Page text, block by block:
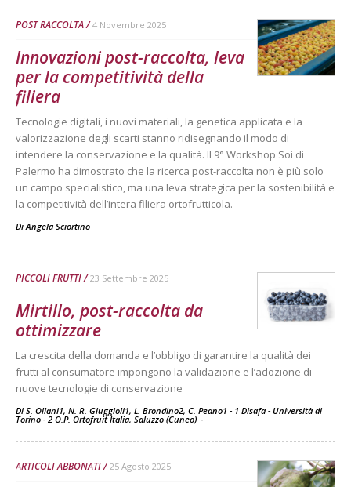
POST RACCOLTA 4 Novembre 2025
Innovazioni post-raccolta, leva
per la competitività della
filiera
Tecnologie digitali, i nuovi materiali, la genetica applicata e la
valorizzazione degli scarti stanno ridisegnando il modo di
intendere la conservazione e la qualità. Il 9° Workshop Soi di
Palermo ha dimostrato che la ricerca post-raccolta non è più solo
un campo specialistico, ma una leva strategica per la sostenibilità e
la competitività dell’intera filiera ortofrutticola.
DiAngela Sciortino
PICCOLI FRUTTI 23 Settembre 2025
Mirtillo, post-raccolta da
ottimizzare
La crescita della domanda e l’obbligo di garantire la qualità dei
frutti al consumatore impongono la validazione e l’adozione di
nuove tecnologie di conservazione
Di S. Ollani1, N. R. Giuggioli1, L. Brondino2, C. Peano1 - 1 Disafa - Università di
Torino - 2 O.P. Ortofruit Italia, Saluzzo (Cuneo) -
ARTICOLI ABBONATI 25 Agosto 2025